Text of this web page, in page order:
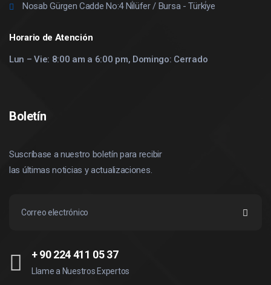
Nosab Gürgen Cadde No:4 Ni̇lüfer / Bursa - Türki̇ye
Horario de Atención
Lun – Vie: 8:00 am a 6:00 pm, Domingo: Cerrado
Boletín
Suscríbase a nuestro boletín para recibir
las últimas noticias y actualizaciones.
+ 90 224 411 05 37
Llame a Nuestros Expertos